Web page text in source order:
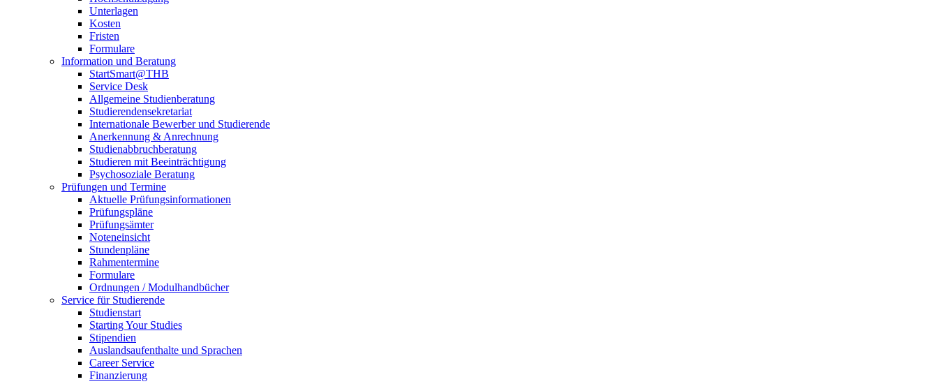
Unterlagen
Kosten
Fristen
Formulare
Information und Beratung
StartSmart@THB
Service Desk
Allgemeine Studienberatung
Studierendensekretariat
Internationale Bewerber und Studierende
Anerkennung & Anrechnung
Studienabbruchberatung
Studieren mit Beeinträchtigung
Psychosoziale Beratung
Prüfungen und Termine
Aktuelle Prüfungsinformationen
Prüfungspläne
Prüfungsämter
Noteneinsicht
Stundenpläne
Rahmentermine
Formulare
Ordnungen / Modulhandbücher
Service für Studierende
Studienstart
Starting Your Studies
Stipendien
Auslandsaufenthalte und Sprachen
Career Service
Finanzierung